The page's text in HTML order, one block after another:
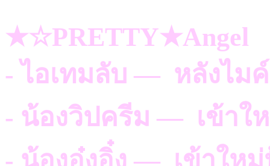
★☆PRETTY★Angel
- ไอเทมลับ — หลังไม
- น้องวิปครีม — เข้าใ